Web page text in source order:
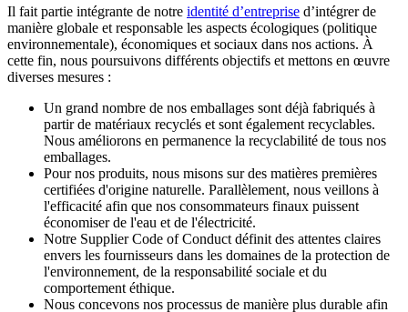
Il fait partie intégrante de notre identité d’entreprise d’intégrer de
manière globale et responsable les aspects écologiques (politique
environnementale), économiques et sociaux dans nos actions. À
cette fin, nous poursuivons différents objectifs et mettons en œuvre
diverses mesures :
Un grand nombre de nos emballages sont déjà fabriqués à
partir de matériaux recyclés et sont également recyclables.
Nous améliorons en permanence la recyclabilité de tous nos
emballages.
Pour nos produits, nous misons sur des matières premières
certifiées d'origine naturelle. Parallèlement, nous veillons à
l'efficacité afin que nos consommateurs finaux puissent
économiser de l'eau et de l'électricité.
Notre Supplier Code of Conduct définit des attentes claires
envers les fournisseurs dans les domaines de la protection de
l'environnement, de la responsabilité sociale et du
comportement éthique.
Nous concevons nos processus de manière plus durable afin